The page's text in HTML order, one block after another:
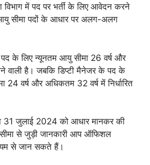
में पद पर भर्ती के लिए आवेदन करने
आयु सीमा पदों के आधार पर अलग-अलग
के लिए न्यूनतम आयु सीमा 26 वर्ष और
वाली है। जबकि डिप्टी मैनेजर के पद के
24 वर्ष और अधिकतम 32 वर्ष में निर्धारित
31 जुलाई 2024 को आधार मानकर की
से जुड़ी जानकारी आप ऑफिशल
से जान सकते हैं।